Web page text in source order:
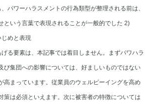
パワーハラスメントの行為類型が整理される前は、
という言葉で表現されることが一般的でした 2)
めと表現
る要素は、本記事では着目しません。まずパワハラ
び集団への影響については、好ましいものではない
高まっています。従業員のウェルビーイングを高め
策は必須といえます。次に被害者の特徴については